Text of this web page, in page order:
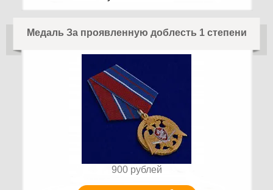
Медаль За проявленную доблесть 1 степени
900 рублей